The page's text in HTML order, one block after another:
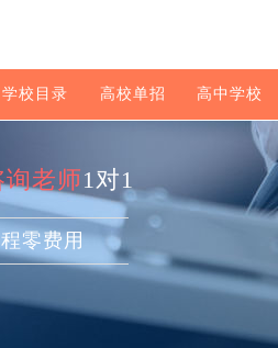
学校目录 高校单招 高中学校
老师1对1
零费用